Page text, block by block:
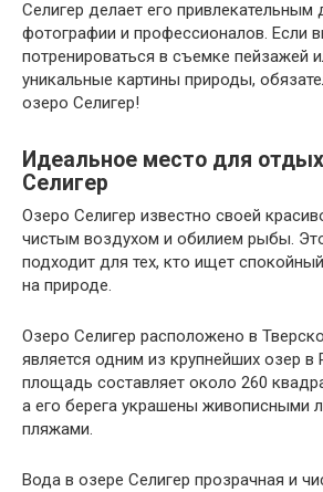
Селигер делает его привлекательным
фотографии и профессионалов. Если
потренироваться в съемке пейзажей
уникальные картины природы,
озеро Селигер!
Идеальное место для
Селигер
Озеро Селигер известно своей
чистым воздухом и обилием рыбы.
подходит для тех, кто ищет
на природе.
Озеро Селигер расположено в
является одним из крупнейших озер в
площадь составляет около 260
а его берега украшены живописными
пляжами.
Вода в озере Селигер прозрачная и